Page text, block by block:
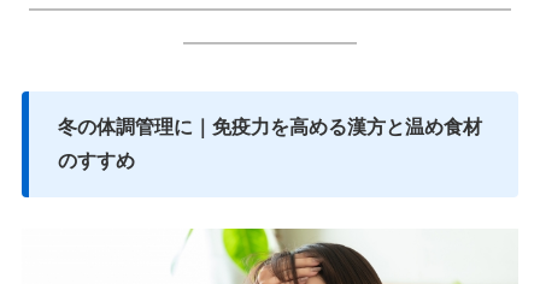
━━━━━━━━━━━━━━━━━━━━━━━━━
━━━━━━━━━
冬の体調管理に｜免疫力を高める漢方と温め食材
のすすめ